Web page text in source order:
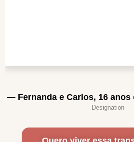
— Fernanda e Carlos, 16 anos
Designation